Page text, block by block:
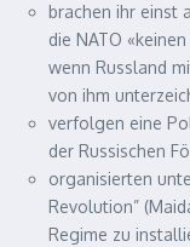
brachen ihr einst
die NATO
wenn Russland
von ihm
verfolgen eine
der Russischen
organisierten
Revolution”
Regime zu